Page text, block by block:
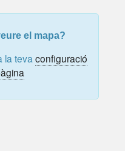
el mapa?
la tevaconfiguració